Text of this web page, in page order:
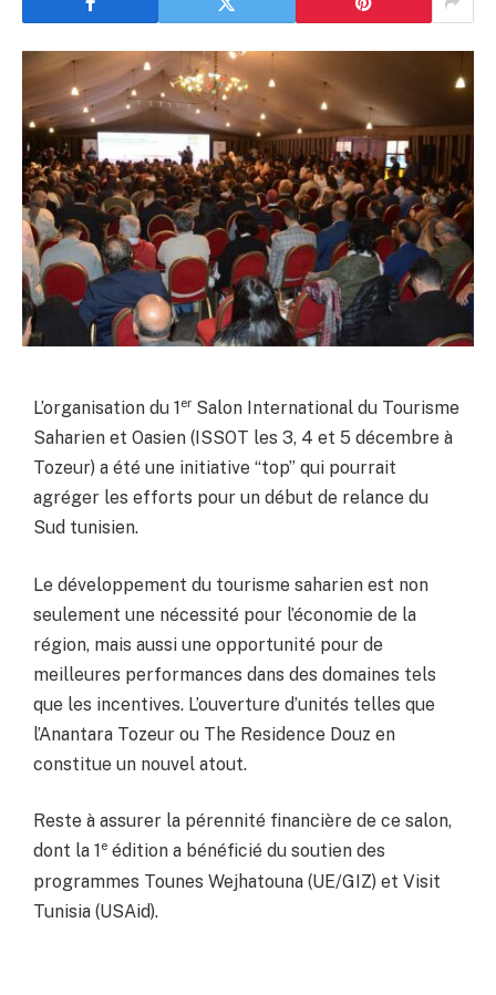
L’organisation du 1 er Salon International du Tourisme
Saharien et Oasien (ISSOT les 3, 4 et 5 décembre à
Tozeur) a été une initiative “top” qui pourrait
agréger les efforts pour un début de relance du
Sud tunisien.
Le développement du tourisme saharien est non
seulement une nécessité pour l’économie de la
région, mais aussi une opportunité pour de
meilleures performances dans des domaines tels
que les incentives. L’ouverture d’unités telles que
l’Anantara Tozeur ou The Residence Douz en
constitue un nouvel atout.
Reste à assurer la pérennité financière de ce salon,
dont la 1 e édition a bénéficié du soutien des
programmes Tounes Wejhatouna (UE/GIZ) et Visit
Tunisia (USAid).